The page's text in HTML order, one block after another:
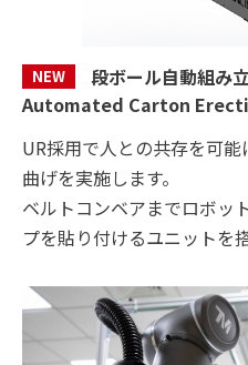
NEW
段ボール自動組み
Automated Carton
UR採用で人との共存を可
曲げを実施します。
ベルトコンベアまでロボッ
プを貼り付けるユニットを